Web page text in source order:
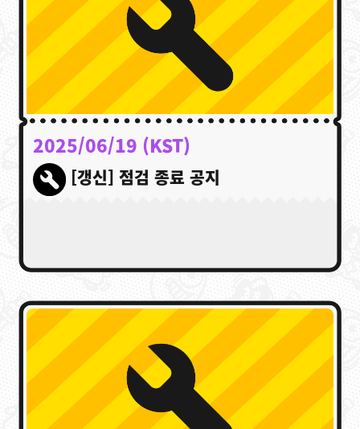
2025/06/19 (KST)
[갱신] 점검 종료 공지